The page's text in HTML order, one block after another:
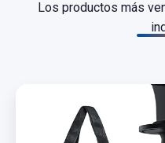
Los productos más